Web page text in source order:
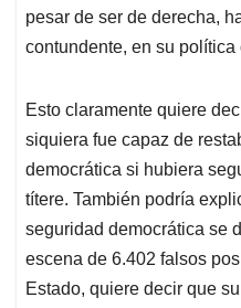
pesar de ser de derecha,
contundente, en su política
Esto claramente quiere
siquiera fue capaz de
democrática si hubiera
títere. También podría
seguridad democrática se
escena de 6.402 falsos
Estado, quiere decir que